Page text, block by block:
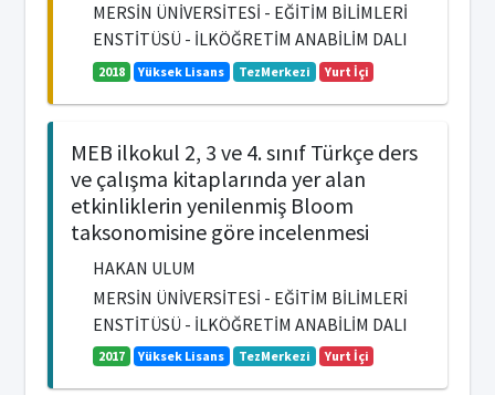
MERSİN ÜNİVERSİTESİ - EĞİTİM BİLİMLERİ
ENSTİTÜSÜ - İLKÖĞRETİM ANABİLİM DALI
2018 Yüksek Lisans TezMerkezi Yurt İçi
MEB ilkokul 2, 3 ve 4. sınıf Türkçe ders
ve çalışma kitaplarında yer alan
etkinliklerin yenilenmiş Bloom
taksonomisine göre incelenmesi
HAKAN ULUM
MERSİN ÜNİVERSİTESİ - EĞİTİM BİLİMLERİ
ENSTİTÜSÜ - İLKÖĞRETİM ANABİLİM DALI
2017 Yüksek Lisans TezMerkezi Yurt İçi